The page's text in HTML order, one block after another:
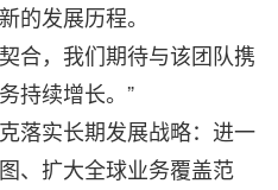
的发展历程。
合，我们期待与该团队携
持续增长。”
落实长期发展战略：进一
、扩大全球业务覆盖范